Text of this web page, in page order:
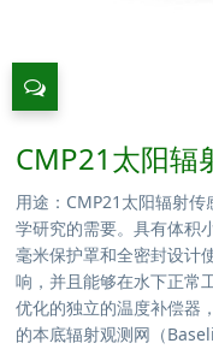
CMP21太阳辐
用途：CMP21太阳辐射
学研究的需要。具有体积
毫米保护罩和全密封设计
响，并且能够在水下正常
优化的独立的温度补偿器
的本底辐射观测网（